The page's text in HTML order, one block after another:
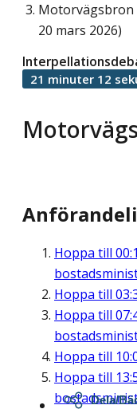
Motorvägsbron
20 mars 2026)
21 minuter 12
Hoppa till
Hoppa till
Hoppa till
Hoppa till
Hoppa till
Dela/